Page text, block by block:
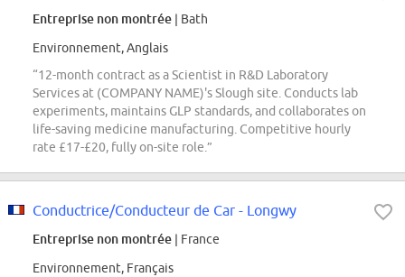
Entreprise non montrée | Bath
Environnement, Anglais
“12-month contract as a Scientist in R&D Laboratory
Services at (COMPANY NAME)'s Slough site. Conducts lab
experiments, maintains GLP standards, and collaborates on
life-saving medicine manufacturing. Competitive hourly
rate £17-£20, fully on-site role.”
Conductrice/Conducteur de Car - Longwy
Entreprise non montrée | France
Environnement, Français